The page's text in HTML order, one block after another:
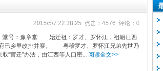
2015/5/7 22:38:25 点击：4576 评论：0
号：豫章堂 始迁祖：罗才、罗怀江，祖籍江西
巴乡里改排井寨。 粤稽罗才、罗怀江兄弟先世乃
“官迁”办法，由江西等人口密... 阅读全文>>